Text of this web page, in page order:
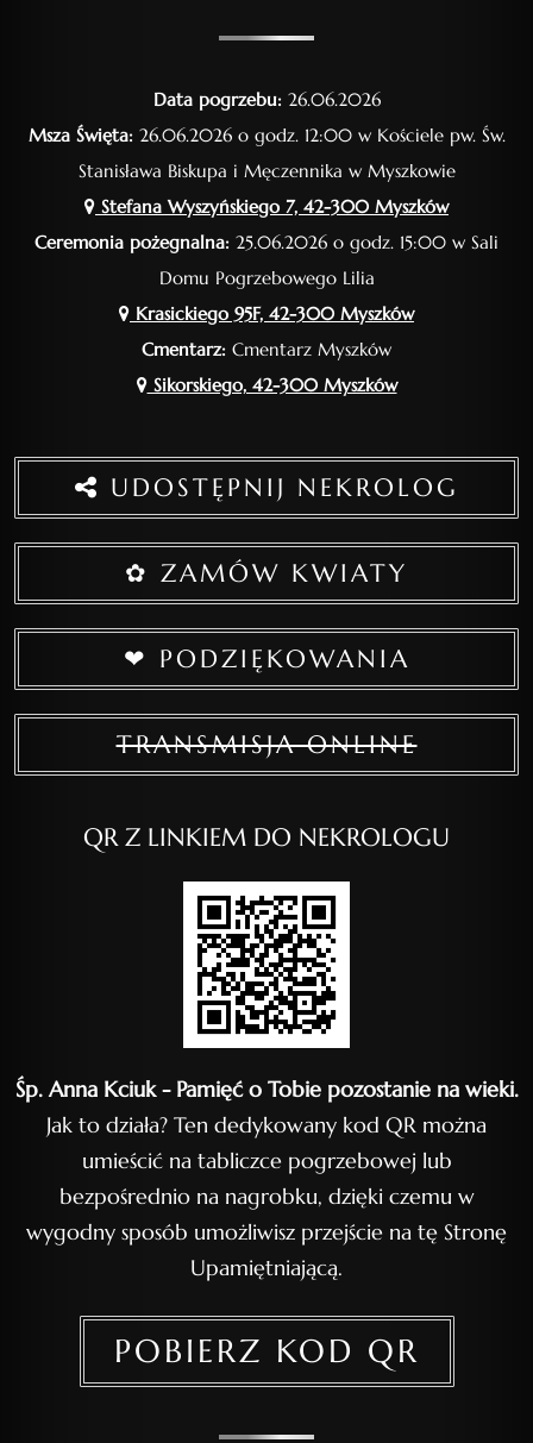
Data pogrzebu:26.06.2026
Msza Święta:26.06.2026 o godz. 12:00 w Kościele pw. Św.
Stanisława Biskupa i Męczennika w Myszkowie
Stefana Wyszyńskiego 7, 42-300 Myszków
Ceremonia pożegnalna: 25.06.2026 o godz. 15:00 w Sali
Domu Pogrzebowego Lilia
Krasickiego 95F, 42-300 Myszków
Cmentarz: Cmentarz Myszków
Sikorskiego, 42-300 Myszków
UDOSTĘPNIJ NEKROLOG
✿ ZAMÓW KWIATY
❤ PODZIĘKOWANIA
TRANSMISJA ONLINE
QR Z LINKIEM DO NEKROLOGU
Śp. Anna Kciuk - Pamięć o Tobie pozostanie na wieki.
Jak to działa? Ten dedykowany kod QR można
umieścić na tabliczce pogrzebowej lub
bezpośrednio na nagrobku, dzięki czemu w
wygodny sposób umożliwisz przejście na tę Stronę
Upamiętniającą.
POBIERZ KOD QR